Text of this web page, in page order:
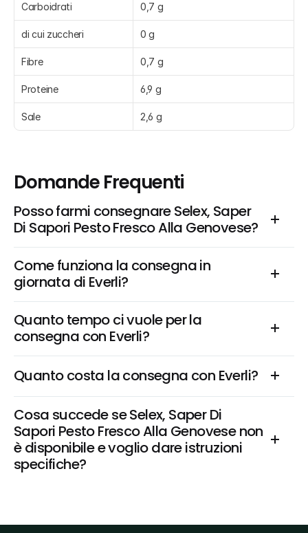
Carboidrati 0,7 g
di cui zuccheri 0 g
Fibre 0,7 g
Proteine 6,9 g
Sale 2,6 g
Domande Frequenti
Posso farmi consegnare Selex, Saper
Di Sapori Pesto Fresco Alla Genovese?
Come funziona la consegna in
giornata di Everli?
Quanto tempo ci vuole per la
consegna con Everli?
Quanto costa la consegna con Everli?
Cosa succede se Selex, Saper Di
Sapori Pesto Fresco Alla Genovese non
è disponibile e voglio dare istruzioni
specifiche?